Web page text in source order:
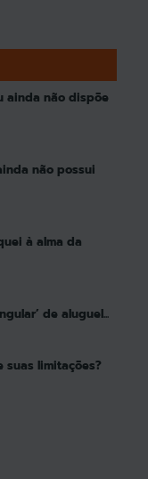
ainda não dispõe
não possui
à alma da
de aluguel...
suas limitações?